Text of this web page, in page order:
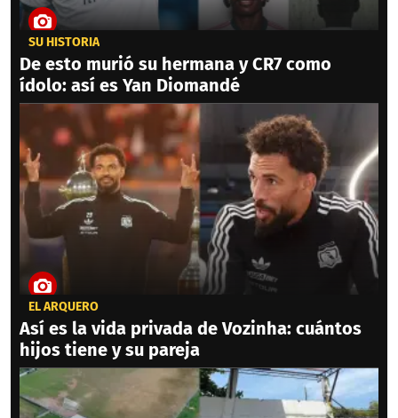
SU HISTORIA
De esto murió su hermana y CR7 como
ídolo: así es Yan Diomandé
EL ARQUERO
Así es la vida privada de Vozinha: cuántos
hijos tiene y su pareja